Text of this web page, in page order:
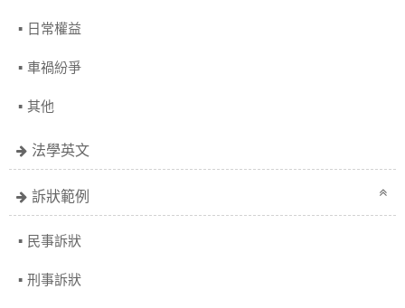
日常權益
車禍紛爭
其他
法學英文
訴狀範例
民事訴狀
刑事訴狀